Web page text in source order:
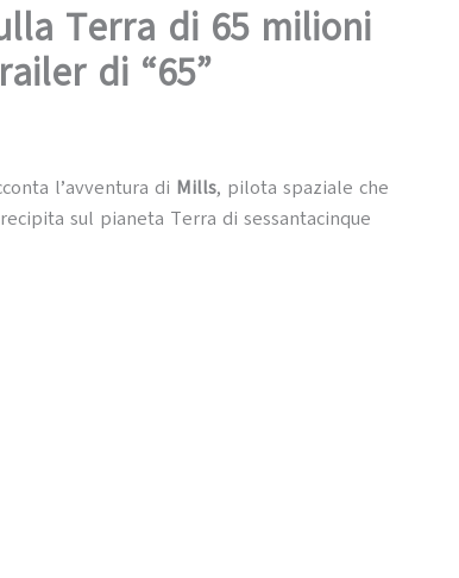
Terra di 65 milioni
di “65”
l’avventura di Mills, pilota spaziale che
sul pianeta Terra di sessantacinque